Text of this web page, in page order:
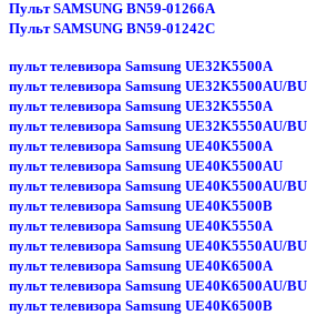
Пульт SAMSUNG BN59-01266A
Пульт SAMSUNG BN59-01242C
пульт телевизора Samsung UE32K5500A
пульт телевизора Samsung UE32K5500AU/BU
пульт телевизора Samsung UE32K5550A
пульт телевизора Samsung UE32K5550AU/BU
пульт телевизора Samsung UE40K5500A
пульт телевизора Samsung UE40K5500AU
пульт телевизора Samsung UE40K5500AU/BU
пульт телевизора Samsung UE40K5500B
пульт телевизора Samsung UE40K5550A
пульт телевизора Samsung UE40K5550AU/BU
пульт телевизора Samsung UE40K6500A
пульт телевизора Samsung UE40K6500AU/BU
пульт телевизора Samsung UE40K6500B